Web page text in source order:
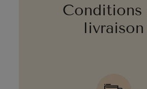
Conditions
livraison